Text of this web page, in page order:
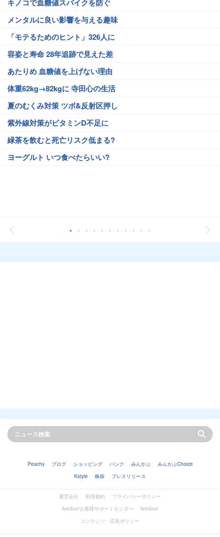
キノコで血糖値スパイクを防ぐ
メンタルに良い影響を与える趣味
「モテるためのヒント」326人に
容姿と寿命 28年追跡で見えた差
あたりめ 血糖値を上げない理由
体重62kg→82kgに 寺田心の生活
夏のむくみ対策 ツボ&反射区押し
紫外線対策がビタミンD不足に
緑茶を飲むと死亡リスク低まる?
ヨーグルト いつ食べたらいい?
Peachy ブログ ショッピング バンク みんかぶ
みんかぶChoice
Kstyle
株探 プレスリリース
運営会社 利用規約
プライバシーポリシー
livedoorお客様サポートセンター
livedoor
コンテンツ・広告ポリシー